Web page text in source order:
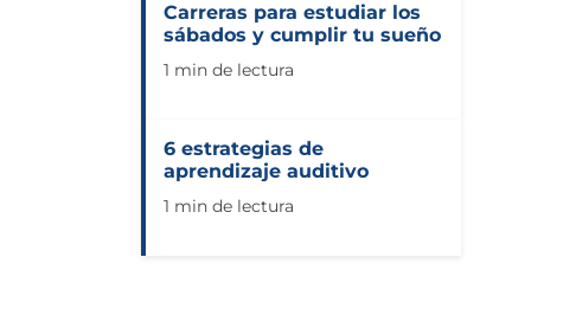
Carreras para estudiar los
sábados y cumplir tu sueño
1 min de lectura
6 estrategias de
aprendizaje auditivo
1 min de lectura